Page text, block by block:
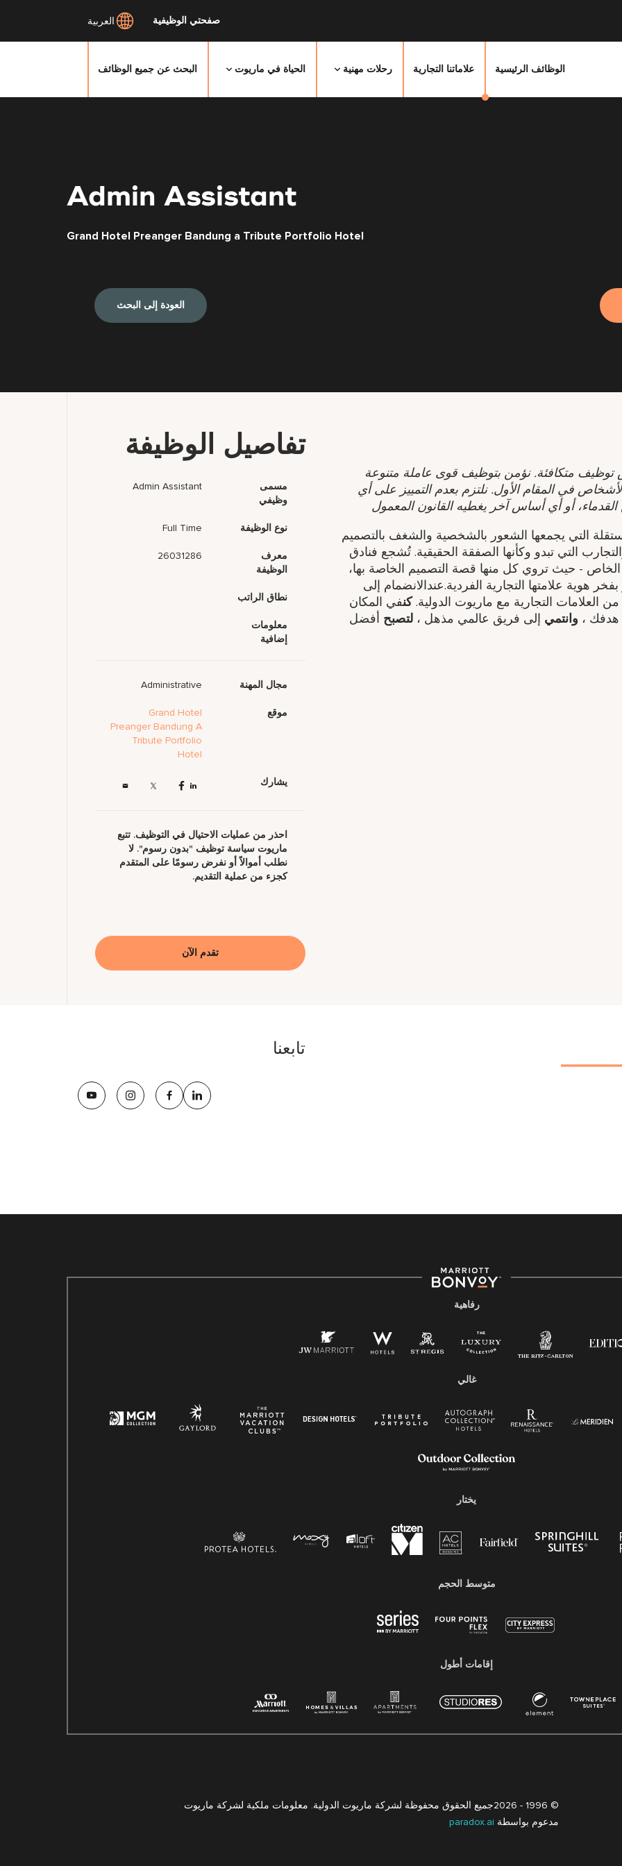
صفحتي الوظيفية العربية
الوظائف الرئيسية علاماتنا التجارية رحلات مهنية الحياة في ماريوت البحث عن جميع الوظائف
Admin Assistant
Grand Hotel Preanger Bandung a Tribute Portfolio Hotel
العودة إلى البحث
متكافئة. نؤمن بتوظيف قوى عاملة متنوعة
في المقام الأول. نلتزم بعدم التمييز على أي
أو أي أساس آخر يغطيه القانون المعمول
التي يجمعها الشعور بالشخصية والشغف بالتصميم
التي تبدو وكأنها الصفقة الحقيقية. تُشجع فنادق
الخاص - حيث تروي كل منها قصة التصميم الخاصة بها،
هوية علامتها التجارية الفردية.عندالانضمام إلى
العلامات التجارية مع ماريوت الدولية.كنفي المكان
هدفك ​، وانتمي إلى فريق عالمي مذهل ​، لتصبح أفضل
تفاصيل الوظيفة
مسمى
وظيفي
Admin Assistant
نوع الوظيفة Full Time
معرف
الوظيفة
26031286
نطاق الراتب
معلومات
إضافية
مجال المهنة Administrative
موقع
Grand Hotel
Preanger Bandung A
Tribute Portfolio
Hotel
يشارك
احذر من عمليات الاحتيال في التوظيف. تتبع
ماريوت سياسة توظيف "بدون رسوم". لا
نطلب أموالاً أو نفرض رسومًا على المتقدم
كجزء من عملية التقديم.
تقدم الآن
تابعنا
رفاهية
غالي
يختار
متوسط ​​الحجم
إقامات أطول
© 1996 -
2026جميع الحقوق محفوظة لشركة ماريوت الدولية. معلومات ملكية لشركة ماريوت
مدعوم بواسطة